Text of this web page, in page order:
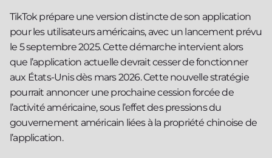
TikTok prépare une version distincte de son application
pour les utilisateurs américains, avec un lancement prévu
le 5 septembre 2025. Cette démarche intervient alors
que l’application actuelle devrait cesser de fonctionner
aux États-Unis dès mars 2026. Cette nouvelle stratégie
pourrait annoncer une prochaine cession forcée de
l’activité américaine, sous l’effet des pressions du
gouvernement américain liées à la propriété chinoise de
l’application.